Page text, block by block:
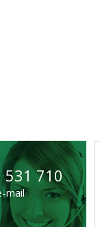
531 710
mail